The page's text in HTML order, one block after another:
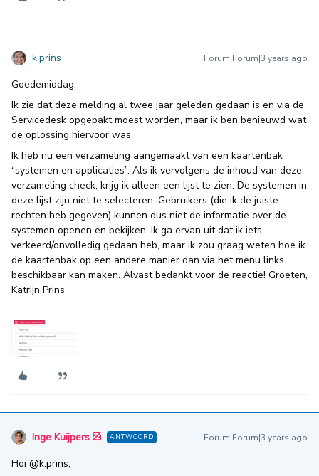
k.prins Forum|Forum|3 years ago
Goedemiddag,
Ik zie dat deze melding al twee jaar geleden gedaan is en via de
Servicedesk opgepakt moest worden, maar ik ben benieuwd wat
de oplossing hiervoor was.
Ik heb nu een verzameling aangemaakt van een kaartenbak
“systemen en applicaties”. Als ik vervolgens de inhoud van deze
verzameling check, krijg ik alleen een lijst te zien. De systemen in
deze lijst zijn niet te selecteren. Gebruikers (die ik de juiste
rechten heb gegeven) kunnen dus niet de informatie over de
systemen openen en bekijken. Ik ga ervan uit dat ik iets
verkeerd/onvolledig gedaan heb, maar ik zou graag weten hoe ik
de kaartenbak op een andere manier dan via het menu links
beschikbaar kan maken. Alvast bedankt voor de reactie! Groeten,
Katrijn Prins
Inge Kuijpers ANTWOORD Forum|Forum|3 years ago
Hoi @k.prins,